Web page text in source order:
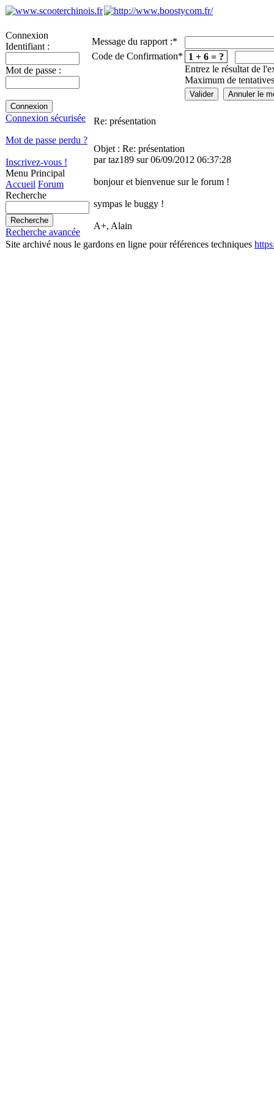
Connexion
Identifiant :
Mot de passe :
Connexion sécurisée
Mot de passe perdu ?
Inscrivez-vous !
Menu Principal
Accueil Forum
Recherche
Recherche avancée
Message du rapport :*
Code de Confirmation*
1 + 6 = ?
Entrez le résultat de
Maximum de
Re: présentation
Objet : Re: présentation
par taz189 sur 06/09/2012 06:37:28
bonjour et bienvenue sur le forum !
sympas le buggy !
A+, Alain
Site archivé nous le gardons en ligne pour références techniques